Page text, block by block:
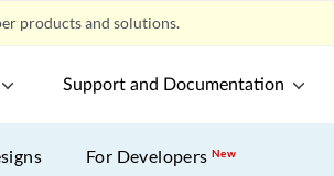
products and solutions.
Support and Documentation
For DevelopersNew